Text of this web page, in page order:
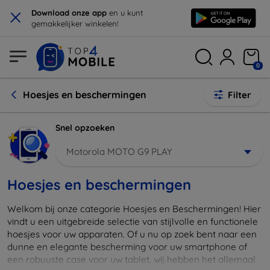
× Download onze app en u kunt
gemakkelijker winkelen!
0
Hoesjes en beschermingen Filter
Snel opzoeken
Motorola MOTO G9 PLAY
Hoesjes en beschermingen
Welkom bij onze categorie Hoesjes en Beschermingen! Hier
vindt u een uitgebreide selectie van stijlvolle en functionele
hoesjes voor uw apparaten. Of u nu op zoek bent naar een
dunne en elegante bescherming voor uw smartphone of
een robuuste case voor uw tablet, wij hebben het allemaal.